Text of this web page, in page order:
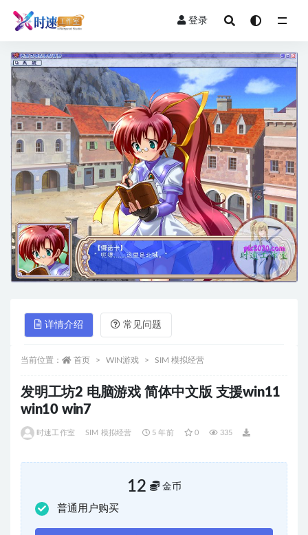
登录
详情介绍 常见问题
当前位置： 首页 WIN游戏 SIM 模拟经营
发明工坊2 电脑游戏 简体中文版 支援win11
win10 win7
时速工作室 SIM 模拟经营 5 年前 0 335
12 金币
普通用户购买